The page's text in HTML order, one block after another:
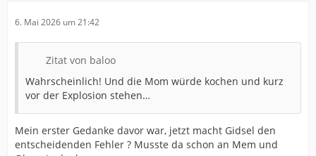
6. Mai 2026 um 21:42
Zitat von baloo
Wahrscheinlich! Und die Mom würde kochen und kurz
vor der Explosion stehen…
Mein erster Gedanke davor war, jetzt macht Gidsel den
entscheidenden Fehler ? Musste da schon an Mem und